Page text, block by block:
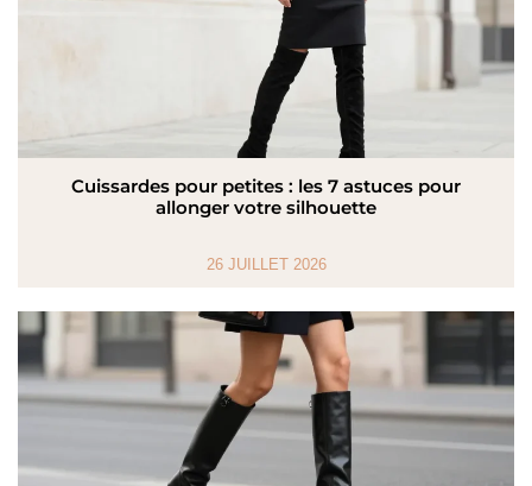
Cuissardes pour petites : les 7 astuces pour
allonger votre silhouette
26 JUILLET 2026